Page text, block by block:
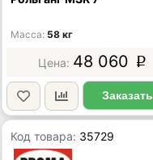
Масса 58 кг
48 060 p
Заказать
Код товара: 35729